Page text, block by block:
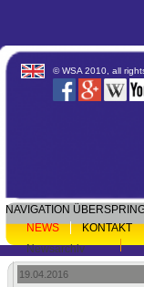
© WSA 2010, all
NAVIGATION
NEWS
KONTAKT
Newsarchiv
19.04.2016